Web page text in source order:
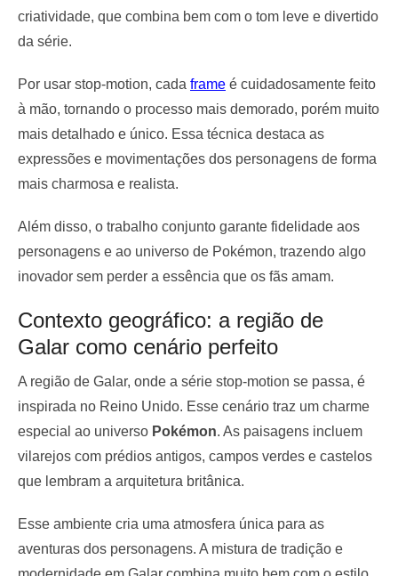
criatividade, que combina bem com o tom leve e divertido
da série.
Por usar stop-motion, cada frame é cuidadosamente feito
à mão, tornando o processo mais demorado, porém muito
mais detalhado e único. Essa técnica destaca as
expressões e movimentações dos personagens de forma
mais charmosa e realista.
Além disso, o trabalho conjunto garante fidelidade aos
personagens e ao universo de Pokémon, trazendo algo
inovador sem perder a essência que os fãs amam.
Contexto geográfico: a região de
Galar como cenário perfeito
A região de Galar, onde a série stop-motion se passa, é
inspirada no Reino Unido. Esse cenário traz um charme
especial ao universo Pokémon. As paisagens incluem
vilarejos com prédios antigos, campos verdes e castelos
que lembram a arquitetura britânica.
Esse ambiente cria uma atmosfera única para as
aventuras dos personagens. A mistura de tradição e